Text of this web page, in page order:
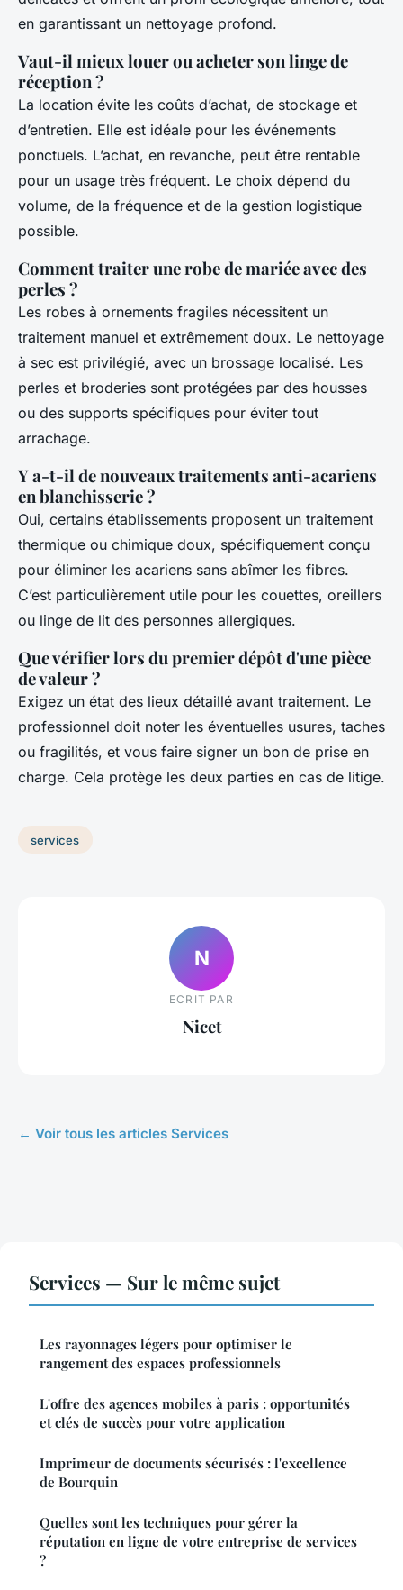
en garantissant un nettoyage profond.
Vaut-il mieux louer ou acheter son linge de
réception ?
La location évite les coûts d’achat, de stockage et
d’entretien. Elle est idéale pour les événements
ponctuels. L’achat, en revanche, peut être rentable
pour un usage très fréquent. Le choix dépend du
volume, de la fréquence et de la gestion logistique
possible.
Comment traiter une robe de mariée avec des
perles ?
Les robes à ornements fragiles nécessitent un
traitement manuel et extrêmement doux. Le nettoyage
à sec est privilégié, avec un brossage localisé. Les
perles et broderies sont protégées par des housses
ou des supports spécifiques pour éviter tout
arrachage.
Y a-t-il de nouveaux traitements anti-acariens
en blanchisserie ?
Oui, certains établissements proposent un traitement
thermique ou chimique doux, spécifiquement conçu
pour éliminer les acariens sans abîmer les fibres.
C’est particulièrement utile pour les couettes, oreillers
ou linge de lit des personnes allergiques.
Que vérifier lors du premier dépôt d'une pièce
de valeur ?
Exigez un état des lieux détaillé avant traitement. Le
professionnel doit noter les éventuelles usures, taches
ou fragilités, et vous faire signer un bon de prise en
charge. Cela protège les deux parties en cas de litige.
services
N
ECRIT PAR
Nicet
← Voir tous les articles Services
Services — Sur le même sujet
Les rayonnages légers pour optimiser le
rangement des espaces professionnels
L'offre des agences mobiles à paris : opportunités
et clés de succès pour votre application
Imprimeur de documents sécurisés : l'excellence
de Bourquin
Quelles sont les techniques pour gérer la
réputation en ligne de votre entreprise de services
?